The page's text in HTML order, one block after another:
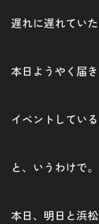
遅れに遅れてい
本日ようやく届き
イベントしてい
と、いうわけで。
本日、明日と浜